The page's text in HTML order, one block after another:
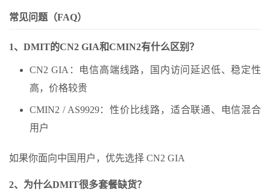
常见问题（FAQ）
1、DMIT的CN2 GIA和CMIN2有什么区别？
CN2 GIA：电信高端线路，国内访问延迟低、稳定性
高，价格较贵
CMIN2 / AS9929：性价比线路，适合联通、电信混合
用户
如果你面向中国用户，优先选择 CN2 GIA
2、为什么DMIT很多套餐缺货？